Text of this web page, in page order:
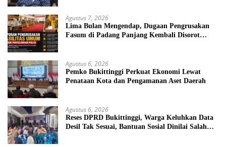
Agustus 7, 2026
Lima Bulan Mengendap, Dugaan Pengrusakan
Fasum di Padang Panjang Kembali Disorot
Agustus 6, 2026
Pemko Bukittinggi Perkuat Ekonomi Lewat
Penataan Kota dan Pengamanan Aset Daerah
Agustus 6, 2026
Reses DPRD Bukittinggi, Warga Keluhkan Data
Desil Tak Sesuai, Bantuan Sosial Dinilai Salah